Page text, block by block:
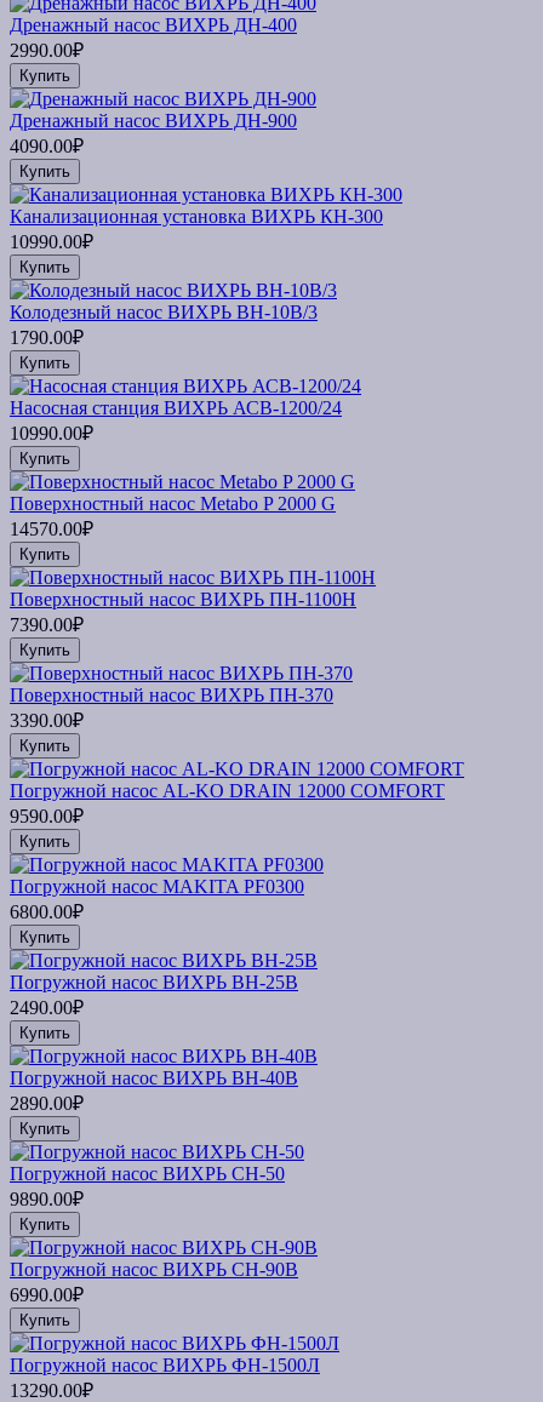
Дренажный насос ВИХРЬ ДН-400
2990.00₽
Купить
Дренажный насос ВИХРЬ ДН-900
4090.00₽
Купить
Канализационная установка ВИХРЬ КН-300
10990.00₽
Купить
Колодезный насос ВИХРЬ ВН-10В/3
1790.00₽
Купить
Насосная станция ВИХРЬ АСВ-1200/24
10990.00₽
Купить
Поверхностный насос Metabo P 2000 G
14570.00₽
Купить
Поверхностный насос ВИХРЬ ПН-1100Н
7390.00₽
Купить
Поверхностный насос ВИХРЬ ПН-370
3390.00₽
Купить
Погружной насос AL-KO DRAIN 12000 COMFORT
9590.00₽
Купить
Погружной насос MAKITA PF0300
6800.00₽
Купить
Погружной насос ВИХРЬ ВН-25В
2490.00₽
Купить
Погружной насос ВИХРЬ ВН-40В
2890.00₽
Купить
Погружной насос ВИХРЬ СН-50
9890.00₽
Купить
Погружной насос ВИХРЬ СН-90В
6990.00₽
Купить
Погружной насос ВИХРЬ ФН-1500Л
13290.00₽